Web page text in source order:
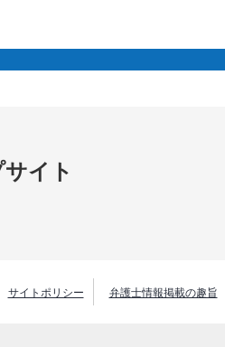
イト
サイトポリシー 弁護士情報掲載の趣旨